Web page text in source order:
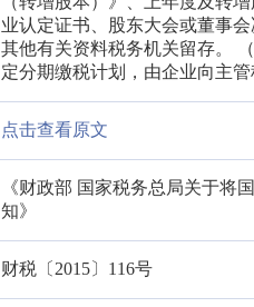
业认定证书、股东大会或董事
其他有关资料税务机关留存。
定分期缴税计划，由企业向主
点击查看原文
《财政部 国家税务总局关于将
知》
财税〔2015〕116号